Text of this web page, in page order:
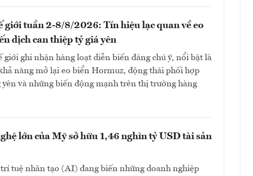
giới tuần 2-8/8/2026: Tín hiệu lạc quan về eo
dịch can thiệp tỷ giá yên
giới ghi nhận hàng loạt diễn biến đáng chú ý, nổi bật là
năng mở lại eo biển Hormuz, động thái phối hợp
yên và những biến động mạnh trên thị trường hàng
lớn của Mỹ sở hữu 1,46 nghìn tỷ USD tài sản
tuệ nhân tạo (AI) đang biến những doanh nghiệp